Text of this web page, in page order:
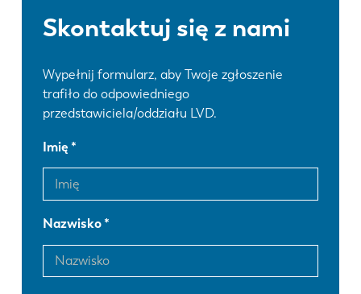
Skontaktuj się z nami
Wypełnij formularz, aby Twoje zgłoszenie
trafiło do odpowiedniego
przedstawiciela/oddziału LVD.
Imię
Nazwisko